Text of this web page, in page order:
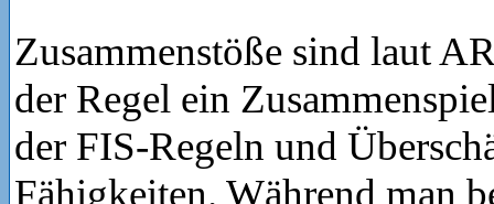
Zusammenstöße sind laut
der Regel ein
der FIS-Regeln und
Fähigkeiten. Während man